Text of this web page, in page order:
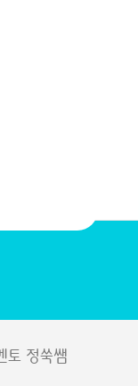
토 정쑥쌤